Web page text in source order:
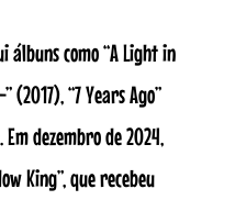
álbuns como “A Light in
(2017), “7 Years Ago”
dezembro de 2024,
King”, que recebeu